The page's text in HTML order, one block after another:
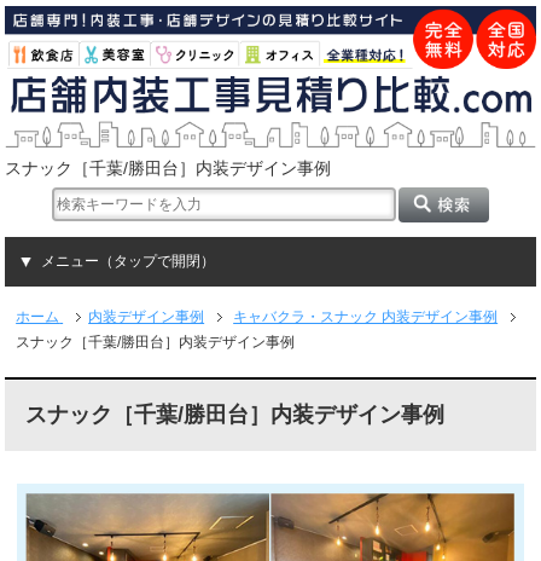
スナック［千葉/勝田台］内装デザイン事例
メニュー（タップで開閉）
ホーム 内装デザイン事例
キャバクラ・スナック 内装デザイン事例
スナック［千葉/勝田台］内装デザイン事例
スナック［千葉/勝田台］内装デザイン事例